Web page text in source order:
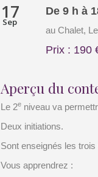
17
Sep
De 9 h à
au Chalet,
Prix : 190
Aperçu du
Le 2e niveau va
Deux initiations.
Sont enseignés les
Vous apprendrez :